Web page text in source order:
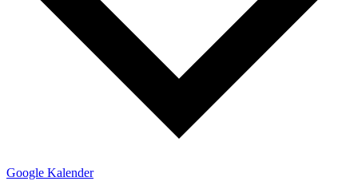
Google Kalender